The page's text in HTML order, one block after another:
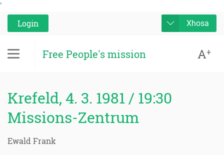
'
Login
Xhosa
Free People's mission A+
Krefeld, 4. 3. 1981 / 19:30
Missions-Zentrum
Ewald Frank